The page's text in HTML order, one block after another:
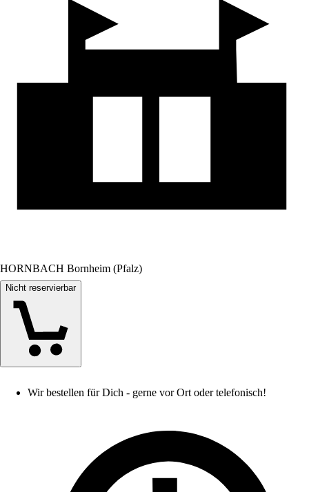
HORNBACH Bornheim (Pfalz)
Nicht reservierbar
Wir bestellen für Dich - gerne vor Ort oder telefonisch!